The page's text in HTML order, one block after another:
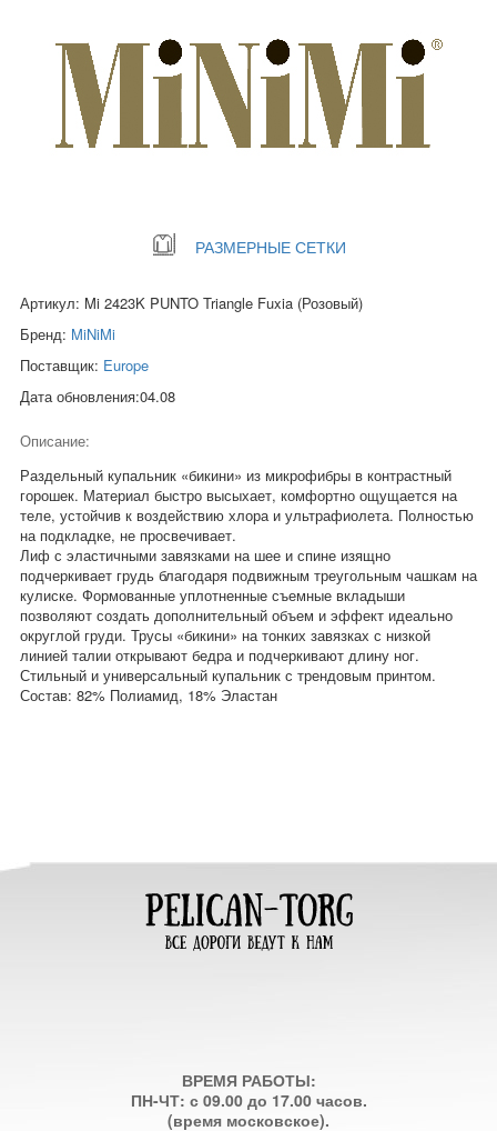
РАЗМЕРНЫЕ СЕТКИ
Артикул: Mi 2423K PUNTO Triangle Fuxia (Розовый)
Бренд: MiNiMi
Поставщик: Europe
Дата обновления:04.08
Описание:
Раздельный купальник «бикини» из микрофибры в контрастный
горошек. Материал быстро высыхает, комфортно ощущается на
теле, устойчив к воздействию хлора и ультрафиолета. Полностью
на подкладке, не просвечивает.
Лиф с эластичными завязками на шее и спине изящно
подчеркивает грудь благодаря подвижным треугольным чашкам на
кулиске. Формованные уплотненные съемные вкладыши
позволяют создать дополнительный объем и эффект идеально
округлой груди. Трусы «бикини» на тонких завязках с низкой
линией талии открывают бедра и подчеркивают длину ног.
Стильный и универсальный купальник с трендовым принтом.
Состав: 82% Полиамид, 18% Эластан
ВРЕМЯ РАБОТЫ:
ПН-ЧТ: с 09.00 до 17.00 часов.
(время московское).